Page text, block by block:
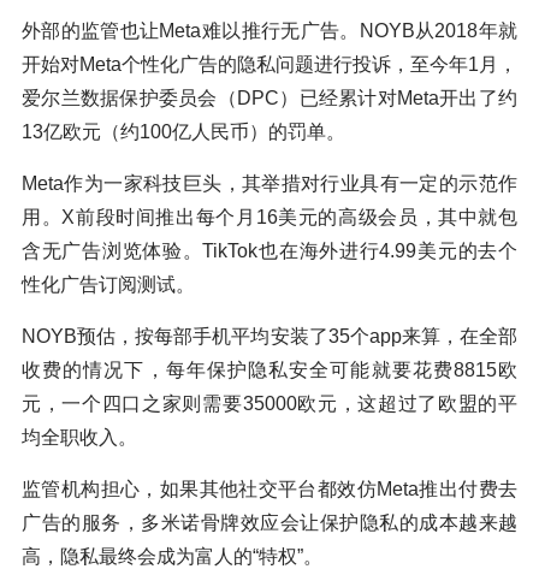
外部的监管也让Meta难以推行无广告。NOYB从2018年就
开始对Meta个性化广告的隐私问题进行投诉，至今年1月，
爱尔兰数据保护委员会（DPC）已经累计对Meta开出了约
13亿欧元（约100亿人民币）的罚单。
Meta作为一家科技巨头，其举措对行业具有一定的示范作
用。X前段时间推出每个月16美元的高级会员，其中就包
含无广告浏览体验。TikTok也在海外进行4.99美元的去个
性化广告订阅测试。
NOYB预估，按每部手机平均安装了35个app来算，在全部
收费的情况下，每年保护隐私安全可能就要花费8815欧
元，一个四口之家则需要35000欧元，这超过了欧盟的平
均全职收入。
监管机构担心，如果其他社交平台都效仿Meta推出付费去
广告的服务，多米诺骨牌效应会让保护隐私的成本越来越
高，隐私最终会成为富人的“特权”。